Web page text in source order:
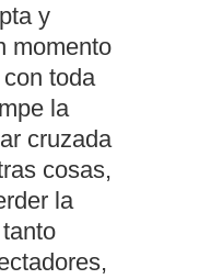
y
momento
toda
la
cruzada
cosas,
la